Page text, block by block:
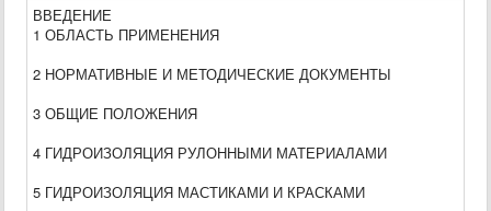
ВВЕДЕНИЕ
1 ОБЛАСТЬ ПРИМЕНЕНИЯ
2 НОРМАТИВНЫЕ И МЕТОДИЧЕСКИЕ ДОКУМЕНТЫ
3 ОБЩИЕ ПОЛОЖЕНИЯ
4 ГИДРОИЗОЛЯЦИЯ РУЛОННЫМИ МАТЕРИАЛАМИ
5 ГИДРОИЗОЛЯЦИЯ МАСТИКАМИ И КРАСКАМИ